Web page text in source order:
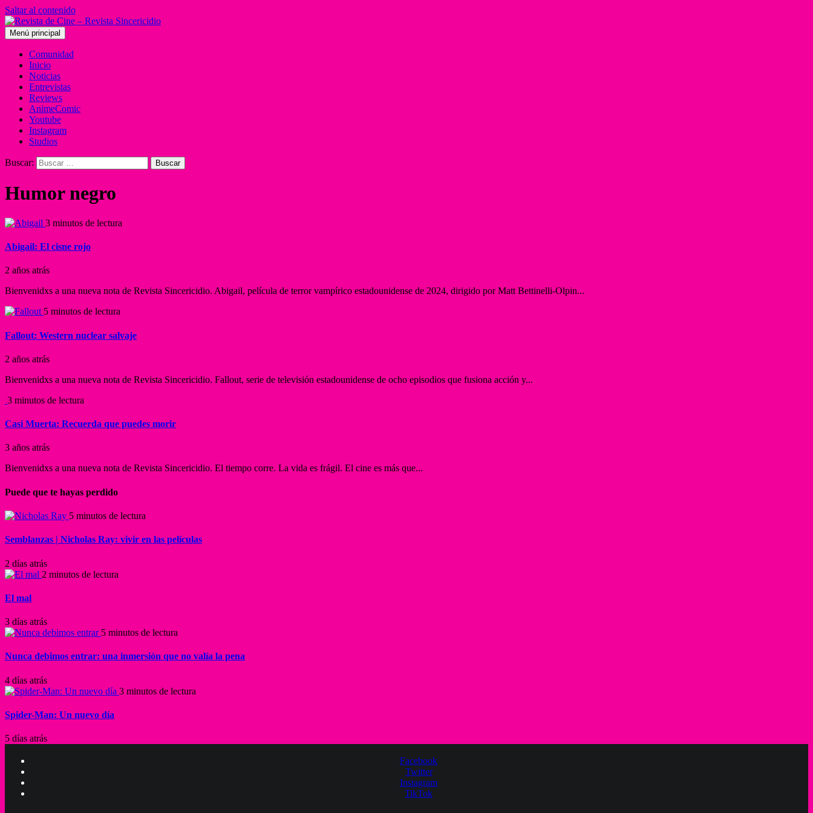
Saltar al contenido
Menú principal
Comunidad
Inicio
Noticias
Entrevistas
Reviews
AnimeComic
Youtube
Instagram
Studios
Buscar:
Humor negro
3 minutos de lectura
Abigail: El cisne rojo
2 años atrás
Bienvenidxs a una nueva nota de Revista Sincericidio. Abigail, película de terror vampírico estadounidense de 2024, dirigido por Matt Bettinelli-Olpin...
5 minutos de lectura
Fallout: Western nuclear salvaje
2 años atrás
Bienvenidxs a una nueva nota de Revista Sincericidio. Fallout, serie de televisión estadounidense de ocho episodios que fusiona acción y...
3 minutos de lectura
Casi Muerta: Recuerda que puedes morir
3 años atrás
Bienvenidxs a una nueva nota de Revista Sincericidio. El tiempo corre. La vida es frágil. El cine es más que...
Puede que te hayas perdido
5 minutos de lectura
Semblanzas | Nicholas Ray: vivir en las películas
2 días atrás
2 minutos de lectura
El mal
3 días atrás
5 minutos de lectura
Nunca debimos entrar: una inmersión que no valía la pena
4 días atrás
3 minutos de lectura
Spider-Man: Un nuevo día
5 días atrás
Facebook
Twitter
Instagram
TikTok